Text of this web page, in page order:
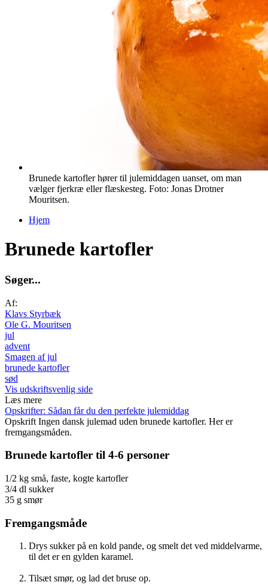
Brunede kartofler hører til julemiddagen uanset, om man
vælger fjerkræ eller flæskesteg. Foto: Jonas Drotner
Mouritsen.
Hjem
Brunede kartofler
Søger...
Af:
Klavs Styrbæk
Ole G. Mouritsen
jul
advent
Smagen af jul
brunede kartofler
sød
Vis udskriftsvenlig side
Læs mere
Opskrifter: Sådan får du den perfekte julemiddag
Opskrift Ingen dansk julemad uden brunede kartofler. Her er
fremgangsmåden.
Brunede kartofler til 4-6 personer
1/2 kg små, faste, kogte kartofler
3/4 dl sukker
35 g smør
Fremgangsmåde
Drys sukker på en kold pande, og smelt det ved middelvarme,
til det er en gylden karamel.
Tilsæt smør, og lad det bruse op.